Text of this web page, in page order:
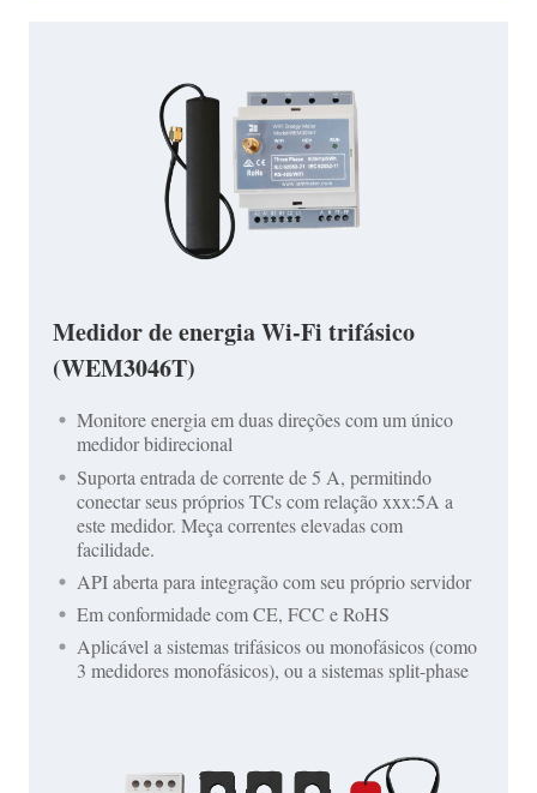
Medidor de energia Wi-Fi trifásico
(WEM3046T)
Monitore energia em duas direções com um único
medidor bidirecional
Suporta entrada de corrente de 5 A, permitindo
conectar seus próprios TCs com relação xxx:5A a
este medidor. Meça correntes elevadas com
facilidade.
API aberta para integração com seu próprio servidor
Em conformidade com CE, FCC e RoHS
Aplicável a sistemas trifásicos ou monofásicos (como
3 medidores monofásicos), ou a sistemas split-phase